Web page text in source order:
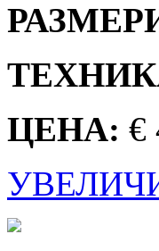
ЦЕНА: €